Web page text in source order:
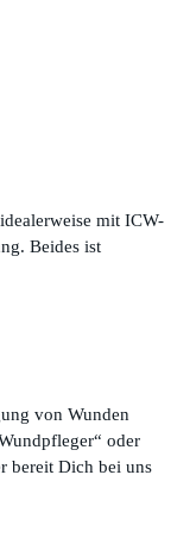
mit ICW-
Beides ist
von Wunden
oder
bereit Dich bei uns